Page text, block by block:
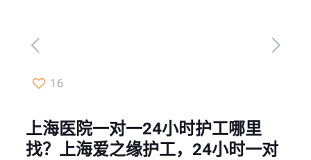
16
上海医院一对一24小时护工哪里
找？上海爱之缘护工，24小时一对